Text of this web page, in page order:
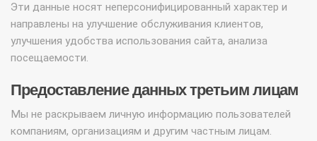
Эти данные носят неперсонифицированный характер и
направлены на улучшение обслуживания клиентов,
улучшения удобства использования сайта, анализа
посещаемости.
Предоставление данных третьим лицам
Мы не раскрываем личную информацию пользователей
компаниям, организациям и другим частным лицам.